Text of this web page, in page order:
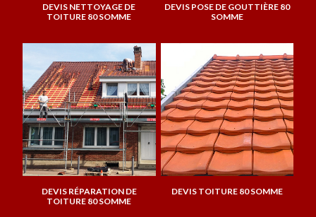
DEVIS NETTOYAGE DE
TOITURE 80 SOMME
DEVIS POSE DE GOUTTIÈRE 80
SOMME
DEVIS RÉPARATION DE
TOITURE 80 SOMME
DEVIS TOITURE 80 SOMME